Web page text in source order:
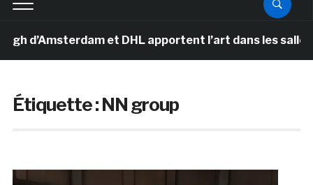
d’Amsterdam et DHL apportent l’art dans les salles
Étiquette :NN group